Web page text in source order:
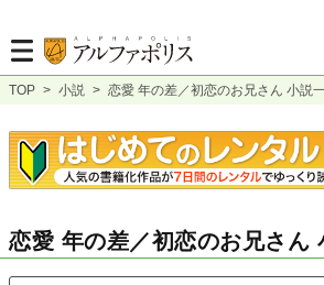
TOP > 小説 > 恋愛 年の差／初恋のお兄さん 小説
恋愛 年の差／初恋のお兄さん